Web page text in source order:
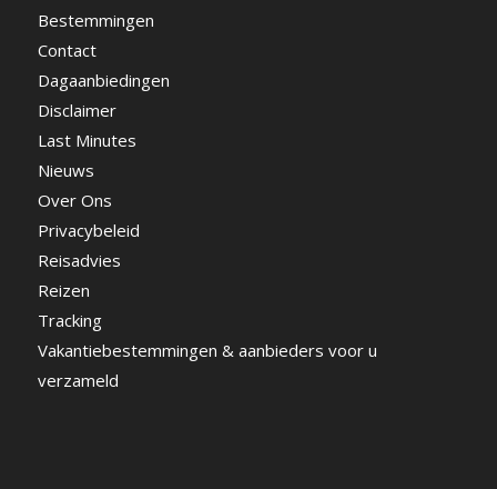
Bestemmingen
Contact
Dagaanbiedingen
Disclaimer
Last Minutes
Nieuws
Over Ons
Privacybeleid
Reisadvies
Reizen
Tracking
Vakantiebestemmingen & aanbieders voor u
verzameld